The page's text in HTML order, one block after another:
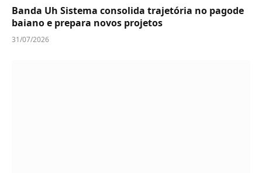
Banda Uh Sistema consolida trajetória no pagode
baiano e prepara novos projetos
31/07/2026